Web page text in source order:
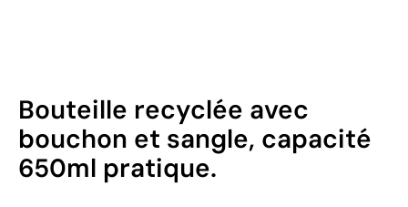
Bouteille recyclée avec
bouchon et sangle, capacité
650ml pratique.